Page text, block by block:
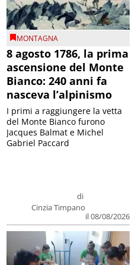
MONTAGNA
8 agosto 1786, la prima
ascensione del Monte
Bianco: 240 anni fa
nasceva l’alpinismo
di
Cinzia Timpano
il 08/08/2026
I primi a raggiungere la vetta
del Monte Bianco furono
Jacques Balmat e Michel
Gabriel Paccard